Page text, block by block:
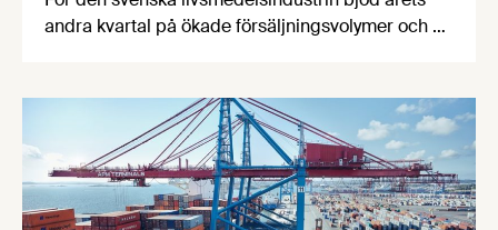
andra kvartal på ökade försäljningsvolymer och en
konsekvenser för industrin: en svag krona som
leder till minskad produktivitetsjakt och ett
otillräckligt elnät som avskräcker från fortsatta
investeringar.